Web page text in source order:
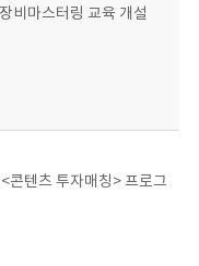
비마스터링 교육 개설
콘텐츠 투자매칭> 프로그